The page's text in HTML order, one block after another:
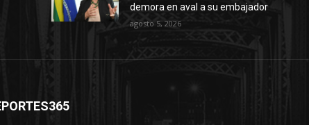
demora en aval a su embajador
agosto 5, 2026